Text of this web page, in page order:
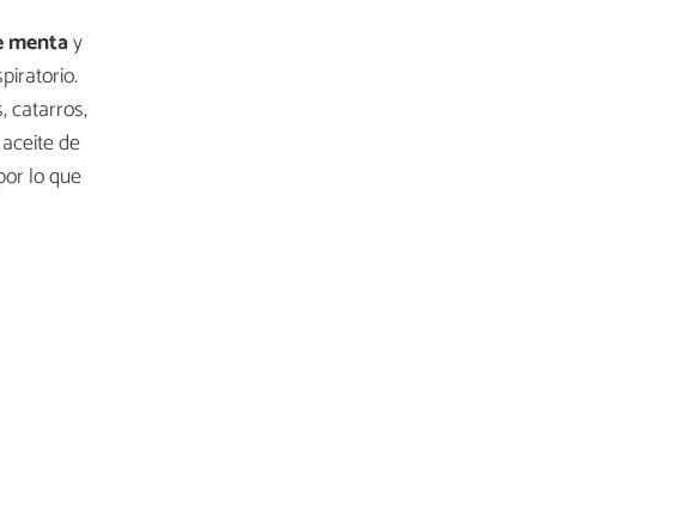
mentay
catarros,
de
lo que